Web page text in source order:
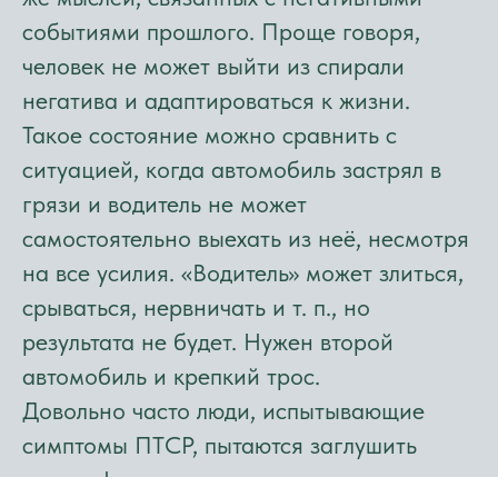
событиями прошлого. Проще говоря,
человек не может выйти из спирали
негатива и адаптироваться к жизни.
Такое состояние можно сравнить с
ситуацией, когда автомобиль застрял в
грязи и водитель не может
самостоятельно выехать из неё, несмотря
на все усилия. «Водитель» может злиться,
срываться, нервничать и т. п., но
результата не будет. Нужен второй
автомобиль и крепкий трос.
Довольно часто люди, испытывающие
симптомы ПТСР, пытаются заглушить